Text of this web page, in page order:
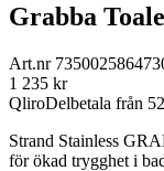
Grabba
Art.nr
1 235 kr
QliroDelbetala från 52
Strand Stainless
för ökad trygghet i